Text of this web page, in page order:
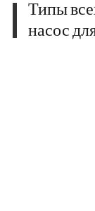
Типы
насос